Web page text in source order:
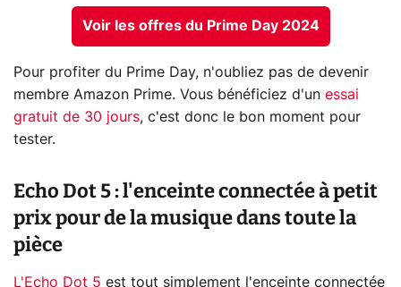
Voir les offres du Prime Day 2024
Pour profiter du Prime Day, n'oubliez pas de devenir
membre Amazon Prime. Vous bénéficiez d'un essai
gratuit de 30 jours, c'est donc le bon moment pour
tester.
Echo Dot 5 : l'enceinte connectée à petit
prix pour de la musique dans toute la
pièce
L'Echo Dot 5 est tout simplement l'enceinte connectée